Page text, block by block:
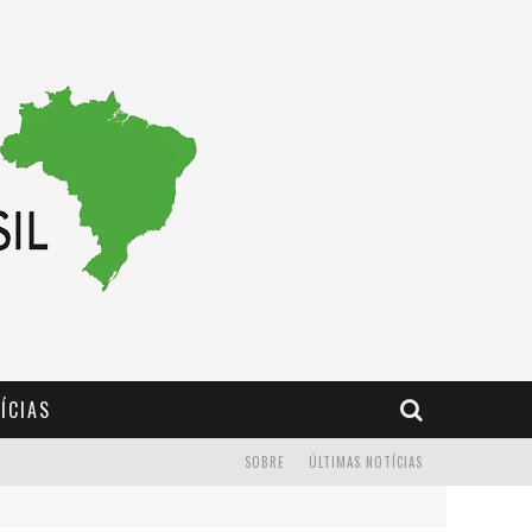
ÚLTIMAS NOTÍCIAS
SOBRE